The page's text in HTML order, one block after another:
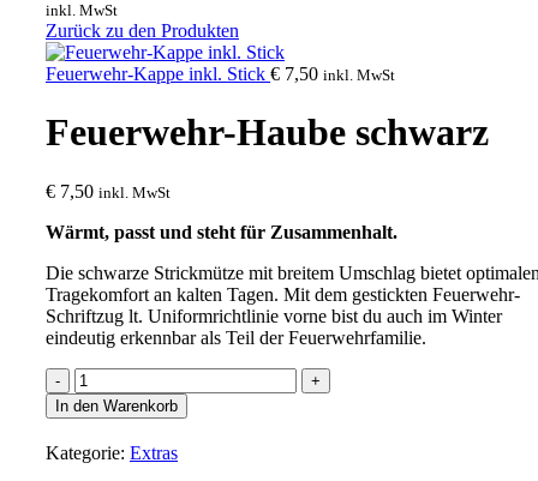
inkl. MwSt
Zurück zu den Produkten
Feuerwehr-Kappe inkl. Stick € 7,50 inkl. MwSt
Feuerwehr-Haube schwarz
€ 7,50 inkl. MwSt
Wärmt, passt und steht für Zusammenhalt.
Die schwarze Strickmütze mit breitem Umschlag bietet
Tragekomfort an kalten Tagen. Mit dem gestickten Feuerwehr-
Schriftzug lt. Uniformrichtlinie vorne bist du auch im Winter
eindeutig erkennbar als Teil der Feuerwehrfamilie.
Feuerwehr-
Haube
schwarz
Menge
In den Warenkorb
Kategorie: Extras